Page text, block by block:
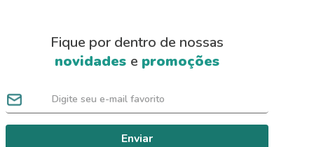
Fique por dentro de nossas
novidades e promoções
Enviar